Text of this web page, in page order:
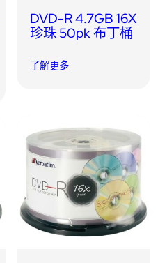
DVD-R 4.7GB 16X
珍珠 50pk 布丁桶
了解更多